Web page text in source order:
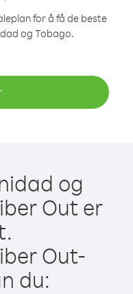
for å få de beste
og Tobago.
og
Out er
Out-
du: